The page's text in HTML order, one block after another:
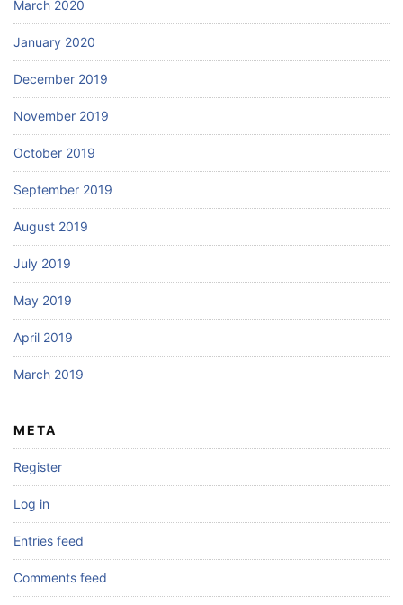
March 2020
January 2020
December 2019
November 2019
October 2019
September 2019
August 2019
July 2019
May 2019
April 2019
March 2019
META
Register
Log in
Entries feed
Comments feed